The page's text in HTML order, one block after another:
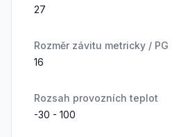
27
Rozměr závitu metricky / PG
16
Rozsah provozních teplot
-30 - 100